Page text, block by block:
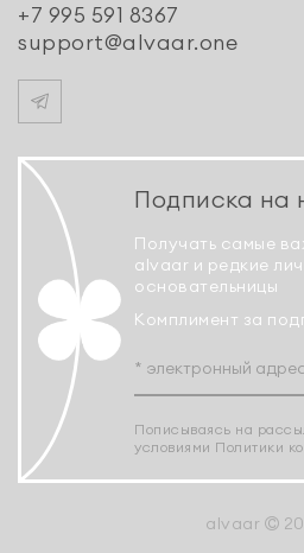
+7 995 591 8367
support@alvaar.one
Подписка на
Получать самые
alvaar и редкие
основательницы
Комплимент за
Пописываясь на
условиями Политики
alvaar